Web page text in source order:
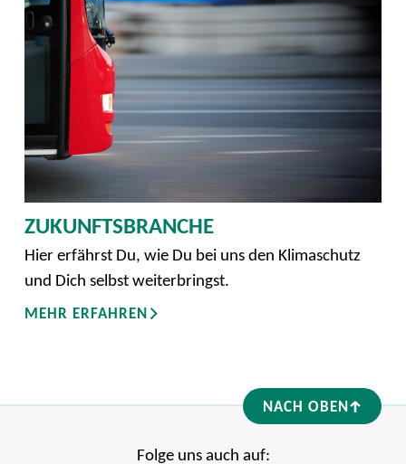
ZUKUNFTSBRANCHE
Hier erfährst Du, wie Du bei uns den Klimaschutz
und Dich selbst weiterbringst.
MEHR ERFAHREN
Folge uns auch auf:
NACH OBEN